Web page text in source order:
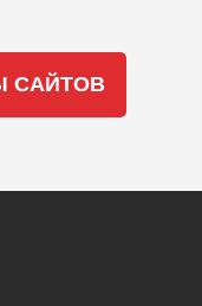
САЙТОВ